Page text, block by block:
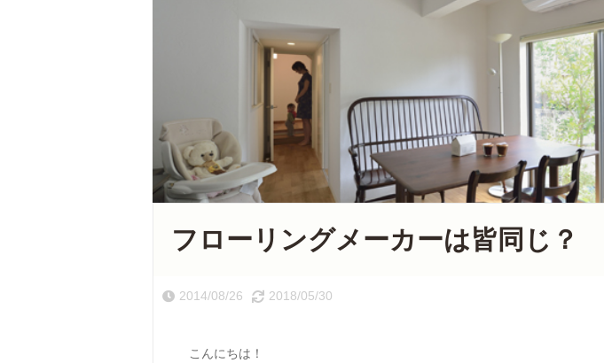
フローリングメーカーは皆同じ？
2014/08/26 2018/05/30
こんにちは！